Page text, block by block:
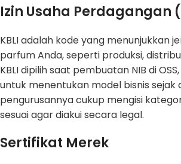
Izin Usaha Perdagangan
KBLI adalah kode yang menunjukkan
parfum Anda, seperti produksi,
KBLI dipilih saat pembuatan NIB di
untuk menentukan model bisnis sejak
pengurusannya cukup mengisi
sesuai agar diakui secara legal.
Sertifikat Merek